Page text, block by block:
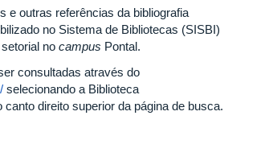
e outras referências da bibliografia
no Sistema de Bibliotecas (SISBI)
no campus Pontal.
consultadas através do
selecionando a Biblioteca
canto direito superior da página de busca.